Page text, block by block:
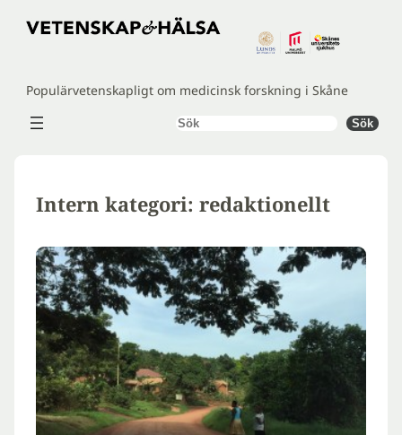
Hoppa
Populärvetenskapligt om medicinsk forskning i Skåne
Sök Sök
Intern kategori: redaktionellt